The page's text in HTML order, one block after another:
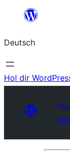
springen
Deutsch
Hol dir